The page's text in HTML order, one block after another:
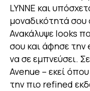
LYNNE και
μοναδικότητά σου
Ανακάλυψε looks
σου και άφησε
να σε εμπνεύσει.
Avenue – εκεί
την πιο refined